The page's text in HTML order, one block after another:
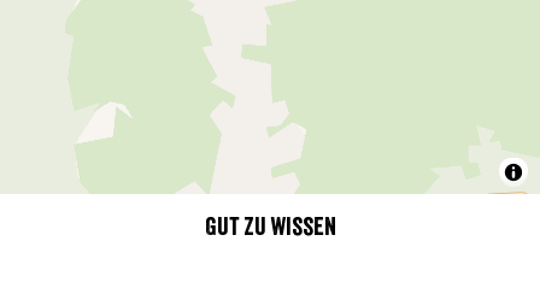
Gut zu wissen